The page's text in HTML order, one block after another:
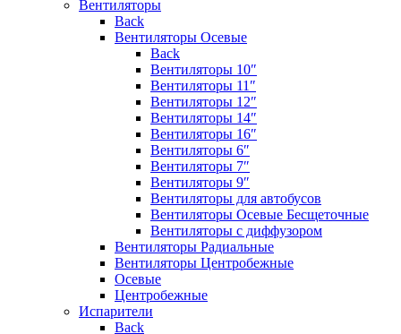
Вентиляторы
Back
Вентиляторы Осевые
Back
Вентиляторы 10″
Вентиляторы 11″
Вентиляторы 12″
Вентиляторы 14″
Вентиляторы 16″
Вентиляторы 6″
Вентиляторы 7″
Вентиляторы 9″
Вентиляторы для автобусов
Вентиляторы Осевые Бесщеточные
Вентиляторы с диффузором
Вентиляторы Радиальные
Вентиляторы Центробежные
Осевые
Центробежные
Испарители
Back